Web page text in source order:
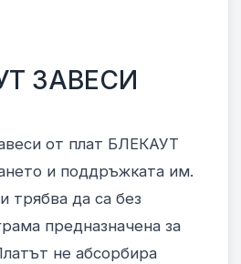
ЗАВЕСИ
от плат БЛЕКАУТ
и поддръжката им.
трябва да са без
предназначена за
не абсорбира